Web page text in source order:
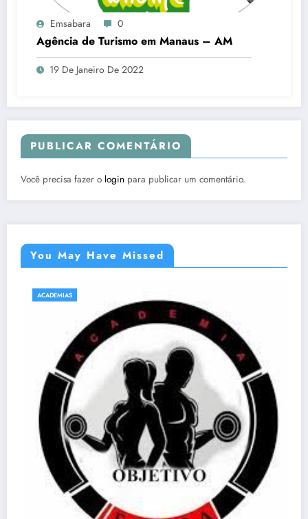
Emsabara 0
Agência de Turismo em Manaus – AM
19 De Janeiro De 2022
PUBLICAR COMENTÁRIO
Você precisa fazer o login para publicar um comentário.
You May Have Missed
Acqua Gin Academia – EM
27 de abril de 2021 emsabara